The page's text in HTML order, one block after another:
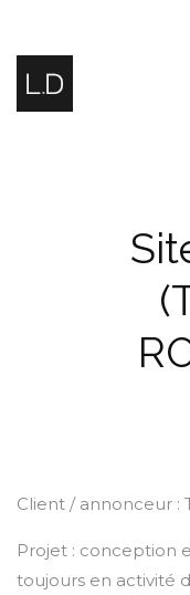
Client / annonceur :
Projet : conception
toujours en activité